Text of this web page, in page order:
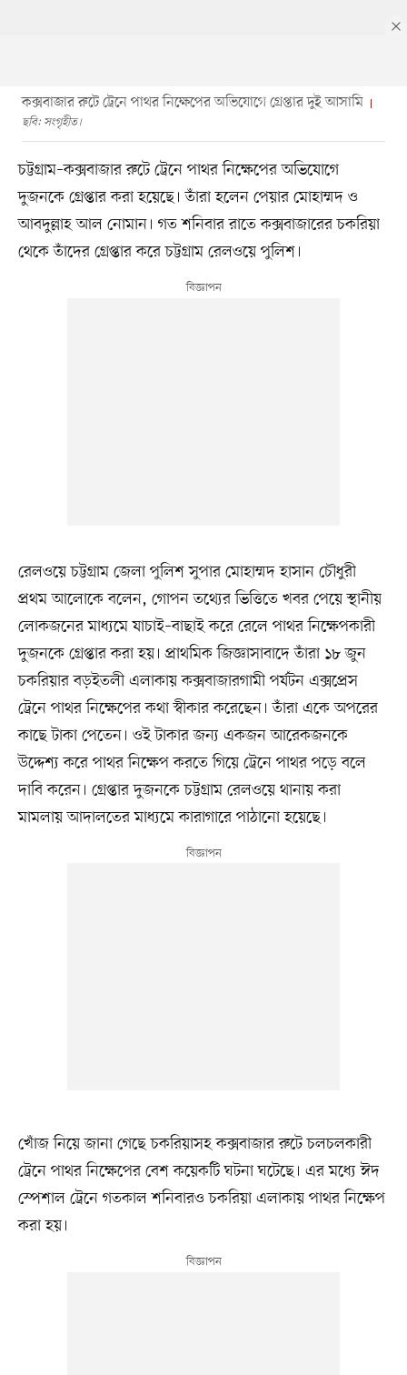
কক্সবাজার রুটে ট্রেনে পাথর নিক্ষেপের অভিযোগে গ্রেপ্তার দুই আসামি
ছবি: সংগৃহীত।
চট্টগ্রাম–কক্সবাজার রুটে ট্রেনে পাথর নিক্ষেপের অভিযোগে
দুজনকে গ্রেপ্তার করা হয়েছে। তাঁরা হলেন পেয়ার মোহাম্মদ ও
আবদুল্লাহ আল নোমান। গত শনিবার রাতে কক্সবাজারের চকরিয়া
থেকে তাঁদের গ্রেপ্তার করে চট্টগ্রাম রেলওয়ে পুলিশ।
রেলওয়ে চট্টগ্রাম জেলা পুলিশ সুপার মোহাম্মদ হাসান চৌধুরী
প্রথম আলোকে বলেন, গোপন তথ্যের ভিত্তিতে খবর পেয়ে স্থানীয়
লোকজনের মাধ্যমে যাচাই–বাছাই করে রেলে পাথর নিক্ষেপকারী
দুজনকে গ্রেপ্তার করা হয়। প্রাথমিক জিজ্ঞাসাবাদে তাঁরা ১৮ জুন
চকরিয়ার বড়ইতলী এলাকায় কক্সবাজারগামী পর্যটন এক্সপ্রেস
ট্রেনে পাথর নিক্ষেপের কথা স্বীকার করেছেন। তাঁরা একে অপরের
কাছে টাকা পেতেন। ওই টাকার জন্য একজন আরেকজনকে
উদ্দেশ্য করে পাথর নিক্ষেপ করতে গিয়ে ট্রেনে পাথর পড়ে বলে
দাবি করেন। গ্রেপ্তার দুজনকে চট্টগ্রাম রেলওয়ে থানায় করা
মামলায় আদালতের মাধ্যমে কারাগারে পাঠানো হয়েছে।
খোঁজ নিয়ে জানা গেছে চকরিয়াসহ কক্সবাজার রুটে চলচলকারী
ট্রেনে পাথর নিক্ষেপের বেশ কয়েকটি ঘটনা ঘটেছে। এর মধ্যে ঈদ
স্পেশাল ট্রেনে গতকাল শনিবারও চকরিয়া এলাকায় পাথর নিক্ষেপ
করা হয়।